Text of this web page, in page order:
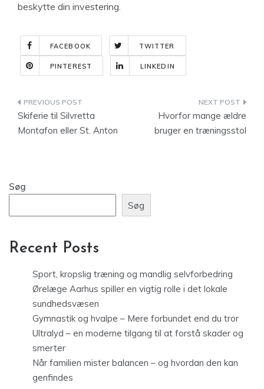
beskytte din investering.
FACEBOOK TWITTER
PINTEREST LINKEDIN
Indlægsnavigation
Skiferie til Silvretta
Montafon eller St. Anton
Hvorfor mange ældre
bruger en træningsstol
Søg
Søg
Recent Posts
Sport, kropslig træning og mandlig selvforbedring
Ørelæge Aarhus spiller en vigtig rolle i det lokale
sundhedsvæsen
Gymnastik og hvalpe – Mere forbundet end du tror
Ultralyd – en moderne tilgang til at forstå skader og
smerter
Når familien mister balancen – og hvordan den kan
genfindes